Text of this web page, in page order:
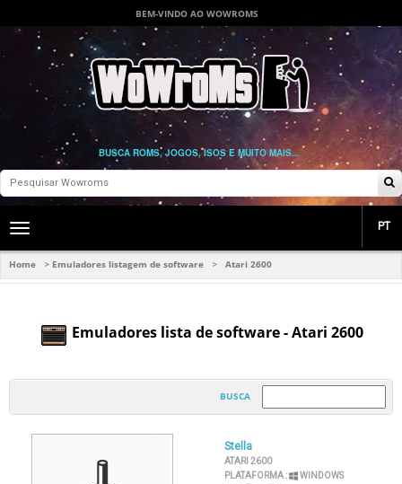
BEM-VINDO AO WOWROMS
BUSCA ROMS, JOGOS, ISOS E MUITO MAIS...
Toggle
navigation
PT
Home > Emuladores listagem de software > Atari 2600
Emuladores lista de software - Atari 2600
BUSCA
Stella
ATARI 2600
PLATAFORMA :
WINDOWS